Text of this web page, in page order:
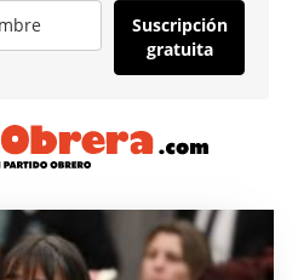
Suscripción
gratuita